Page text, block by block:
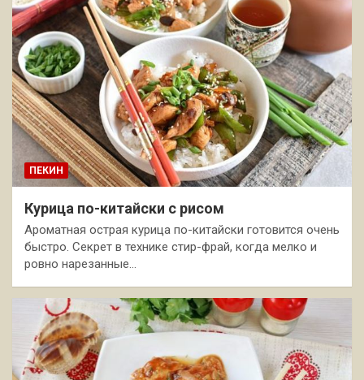
ПЕКИН
Курица по-китайски с рисом
Ароматная острая курица по-китайски готовится очень
быстро. Секрет в технике стир-фрай, когда мелко и
ровно нарезанные…